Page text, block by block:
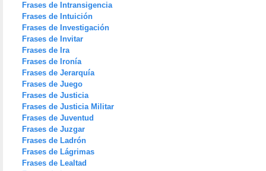
Frases de Intransigencia
Frases de Intuición
Frases de Investigación
Frases de Invitar
Frases de Ira
Frases de Ironía
Frases de Jerarquía
Frases de Juego
Frases de Justicia
Frases de Justicia Militar
Frases de Juventud
Frases de Juzgar
Frases de Ladrón
Frases de Lágrimas
Frases de Lealtad